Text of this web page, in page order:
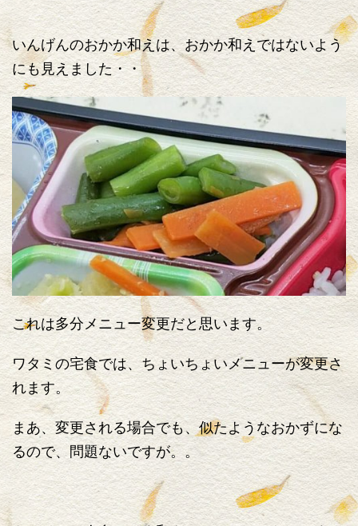
いんげんのおかか和えは、おかか和えではないよう
にも見えました・・
これは多分メニュー変更だと思います。
ワタミの宅食では、ちょいちょいメニューが変更さ
れます。
まあ、変更される場合でも、似たようなおかずにな
るので、問題ないですが。。